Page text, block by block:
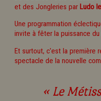
et des Jongleries par Ludo
Une programmation
invite à fêter la puissance du
Et surtout, c'est la première
spectacle de la nouvelle
« Le